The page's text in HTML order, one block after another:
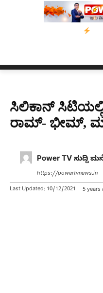
ನ್ಯೂಸ್ ಕಾರ್ಪ್‌ಗೆ
ಸಿಲಿಕಾನ್
ರಾಮ್- ಭೀಮ್,
Power TV ಸುದ್ದಿ
https://powertvnews.in
Last Updated: 10/12/2021 5 years